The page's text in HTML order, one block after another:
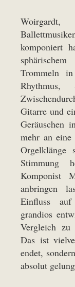
komponiert
Trommeln
Gitarre und
Geräuschen
mehr an
Orgelklänge
Stimmung
Komponist
anbringen
Einfluss
grandios
Vergleich zu
Das ist
endet,
absolut